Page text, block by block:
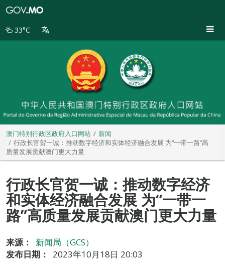
别
33°C
澳门特别行政区政府入口网站
新闻
行政长官贺一诚：推动数字经济和实体经济融合发展 为“一带一路”高
质量发展贡献澳门更大力量
行政长官贺一诚：推动数字经济
和实体经济融合发展 为“一带一
路”高质量发展贡献澳门更大力量
来源：
新闻局（GCS）
发布日期：
2023年10月18日 20:03